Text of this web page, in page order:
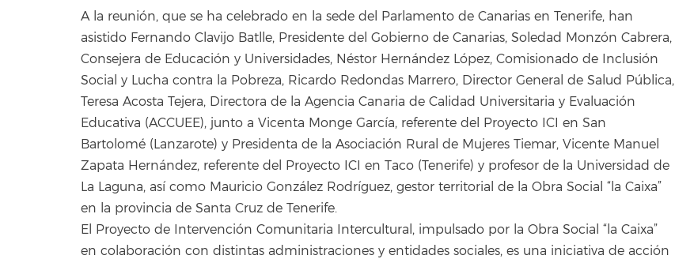
A la reunión, que se ha celebrado en la sede del Parlamento de Canarias en Tenerife, han
asistido Fernando Clavijo Batlle, Presidente del Gobierno de Canarias, Soledad Monzón Cabrera,
Consejera de Educación y Universidades, Néstor Hernández López, Comisionado de Inclusión
Social y Lucha contra la Pobreza, Ricardo Redondas Marrero, Director General de Salud Pública,
Teresa Acosta Tejera, Directora de la Agencia Canaria de Calidad Universitaria y Evaluación
Educativa (ACCUEE), junto a Vicenta Monge García, referente del Proyecto ICI en San
Bartolomé (Lanzarote) y Presidenta de la Asociación Rural de Mujeres Tiemar, Vicente Manuel
Zapata Hernández, referente del Proyecto ICI en Taco (Tenerife) y profesor de la Universidad de
La Laguna, así como Mauricio González Rodríguez, gestor territorial de la Obra Social “la Caixa”
en la provincia de Santa Cruz de Tenerife.
El Proyecto de Intervención Comunitaria Intercultural, impulsado por la Obra Social “la Caixa”
en colaboración con distintas administraciones y entidades sociales, es una iniciativa de acción